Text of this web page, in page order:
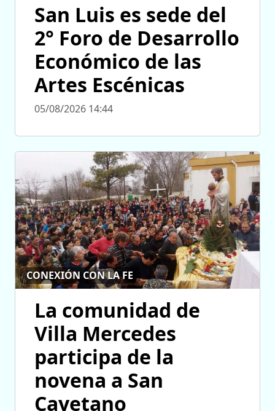
San Luis es sede del
2° Foro de Desarrollo
Económico de las
Artes Escénicas
05/08/2026 14:44
CONEXIÓN CON LA FE
La comunidad de
Villa Mercedes
participa de la
novena a San
Cayetano